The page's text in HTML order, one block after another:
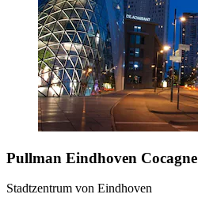
Pullman Eindhoven Cocagne
Stadtzentrum von Eindhoven